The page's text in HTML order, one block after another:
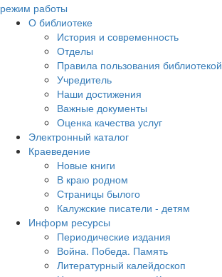
режим работы
О библиотеке
История и современность
Отделы
Правила пользования библиотекой
Учредитель
Наши достижения
Важные документы
Оценка качества услуг
Электронный каталог
Краеведение
Новые книги
В краю родном
Страницы былого
Калужские писатели - детям
Информ ресурсы
Периодические издания
Война. Победа. Память
Литературный калейдоскоп